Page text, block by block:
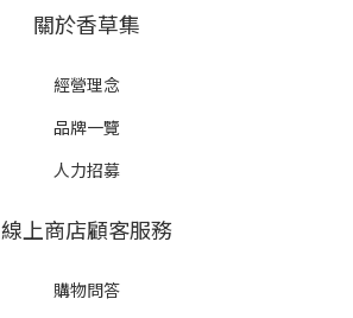
關於香草集
經營理念
品牌一覽
人力招募
線上商店顧客服務
購物問答